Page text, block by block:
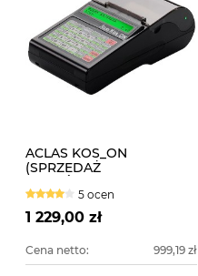
ACLAS KOS_ON
(SPRZEDAŻ
5 ocen
1 229,00 zł
Cena netto: 999,19 zł